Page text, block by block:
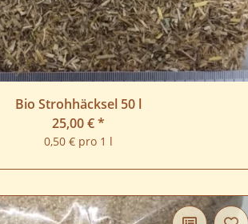
Bio Strohhäcksel 50 l
25,00 €*
0,50 € pro 1 l